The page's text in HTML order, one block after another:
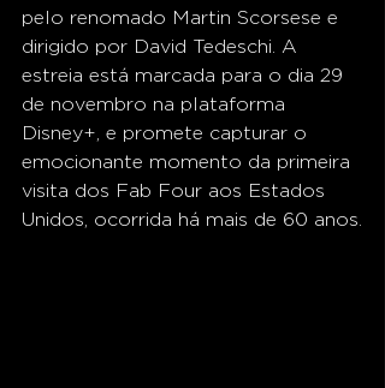
pelo renomado Martin Scorsese e
dirigido por David Tedeschi. A
estreia está marcada para o dia 29
de novembro na plataforma
Disney+, e promete capturar o
emocionante momento da primeira
visita dos Fab Four aos Estados
Unidos, ocorrida há mais de 60 anos.